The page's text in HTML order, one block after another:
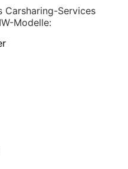
Carsharing-Services
Modelle: